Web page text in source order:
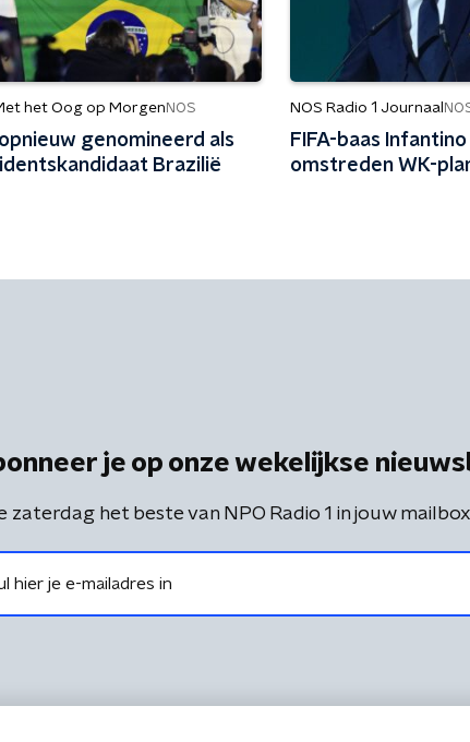
het Oog op Morgen NOS
genomineerd als
Brazilië
NOS Radio 1 Journaal
FIFA-baas
omstreden WK-
je op onze wekelijkse
zaterdag het beste van NPO Radio 1 in jouw mailbox